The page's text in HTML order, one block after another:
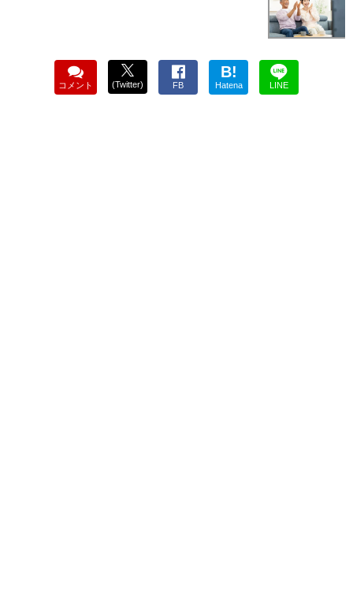
コメント (Twitter) FB
B!
Hatena LINE